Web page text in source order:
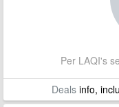
Per LAQI's
Dealsinfo,